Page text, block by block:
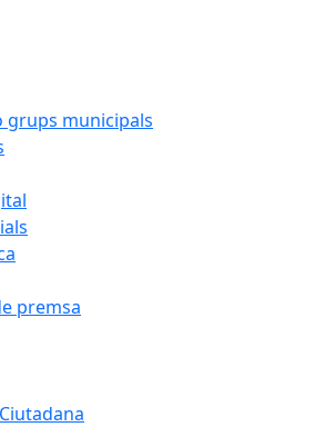
grups municipals
premsa